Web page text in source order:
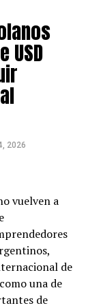
La Fundación
de ámbito
a través de
ofrece
facilitar la
el acceso al
en
del mercado
y
clave para
plan que
propuesta
de
USD
2026
vuelven a
de
una de
de